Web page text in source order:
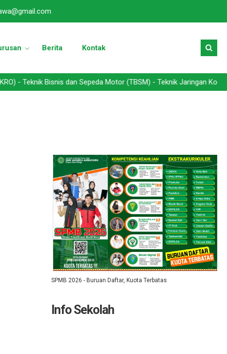
Berita Kontak
Bisnis dan Sepeda Motor (TBSM) - Teknik Jaringan
SPMB 2026 - Buruan Daftar, Kuota Terbatas
Info Sekolah